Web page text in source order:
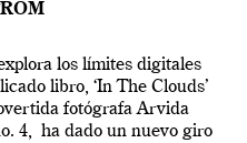
los límites digitales
libro, ‘In The Clouds’
fotógrafa Arvida
4, ha dado un nuevo giro